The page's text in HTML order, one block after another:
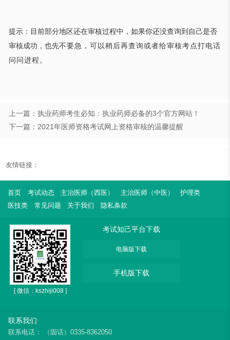
提示：目前部分地区还在审核过程中，如果你还没查询到自己是否
审核成功，也先不要急，可以稍后再查询或者给审核考点打电话
问问进程。
上一篇：​执业药师考生必知：执业药师必备的3个官方网站！
下一篇：2021年医师资格考试网上资格审核的温馨提醒
友情链接：
首页 考试动态 主治医师（西医） 主治医师（中医）
护理类
医技类
常见问题 关于我们 隐私条款
[ 微信：kszhiji008 ]
考试知己平台下载
电脑版下载
手机版下载
联系我们
联系电话：
（固话）0335-8362050